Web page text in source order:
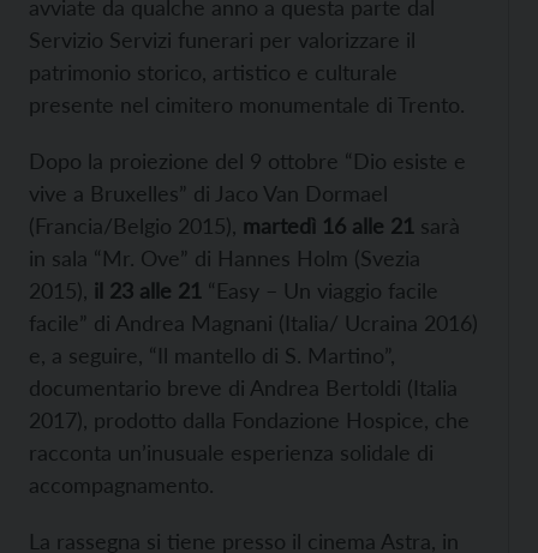
avviate da qualche anno a questa parte dal
Servizio Servizi funerari per valorizzare il
patrimonio storico, artistico e culturale
presente nel cimitero monumentale di Trento.
Dopo la proiezione del 9 ottobre “Dio esiste e
vive a Bruxelles” di Jaco Van Dormael
(Francia/Belgio 2015), martedì 16 alle 21 sarà
in sala “Mr. Ove” di Hannes Holm (Svezia
2015), il 23 alle 21 “Easy – Un viaggio facile
facile” di Andrea Magnani (Italia/ Ucraina 2016)
e, a seguire, “Il mantello di S. Martino”,
documentario breve di Andrea Bertoldi (Italia
2017), prodotto dalla Fondazione Hospice, che
racconta un’inusuale esperienza solidale di
accompagnamento.
La rassegna si tiene presso il cinema Astra, in